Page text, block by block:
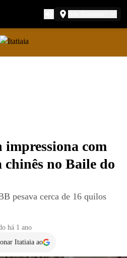
com
no Baile do
pesava cerca de 16 quilos
há 1 ano
Itatiaia ao